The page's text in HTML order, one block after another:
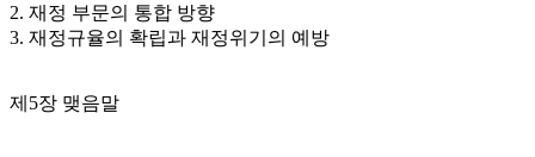
2. 재정 부문의 통합 방향
3. 재정규율의 확립과 재정위기의 예방
제5장 맺음말